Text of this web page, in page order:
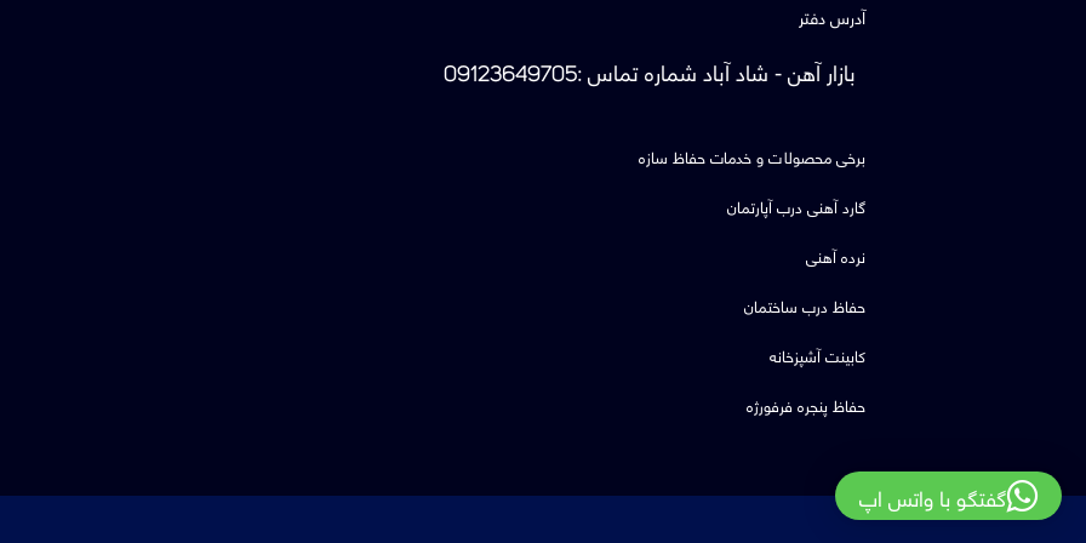
آدرس دفتر
بازار آهن - شاد آبادشماره تماس:
09123649705
برخی محصولات و خدمات حفاظ سازه
گارد آهنی درب آپارتمان
نرده آهنی
حفاظ درب ساختمان
کابینت آشپزخانه
حفاظ پنجره فرفورژه
گفتگو با واتس اپ